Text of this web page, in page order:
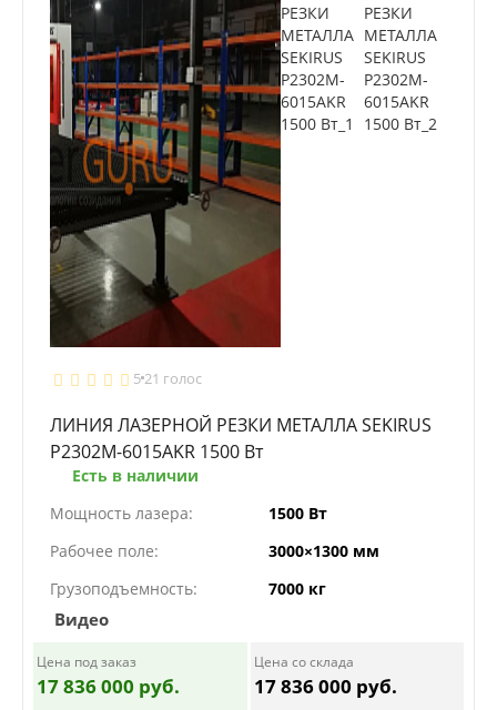
521 голос
ЛИНИЯ ЛАЗЕРНОЙ РЕЗКИ МЕТАЛЛА SEKIRUS
P2302M-6015AKR 1500 Вт
Есть в наличии
Мощность лазера:
1500 Вт
Рабочее поле:
3000×1300 мм
Грузоподъемность:
7000 кг
Видео
Цена под заказ
17 836 000 руб.
Цена со склада
17 836 000 руб.